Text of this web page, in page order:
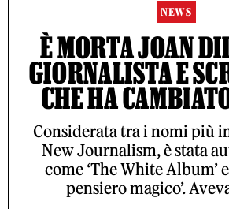
NEWS
È MORTA JOAN
GIORNALISTA E
CHE HA
Considerata tra i nomi più
New Journalism, è stata
come ‘The White Album’ e
pensiero magico’.